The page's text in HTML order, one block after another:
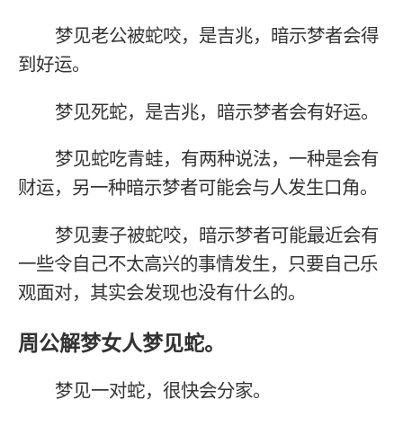
梦见老公被蛇咬，是吉兆，暗示梦者会得
到好运。
梦见死蛇，是吉兆，暗示梦者会有好运。
梦见蛇吃青蛙，有两种说法，一种是会有
财运，另一种暗示梦者可能会与人发生口角。
梦见妻子被蛇咬，暗示梦者可能最近会有
一些令自己不太高兴的事情发生，只要自己乐
观面对，其实会发现也没有什么的。
周公解梦女人梦见蛇。
梦见一对蛇，很快会分家。